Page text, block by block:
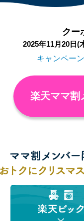
クー
2025年11月20日(
キャンペー
楽天ママ割